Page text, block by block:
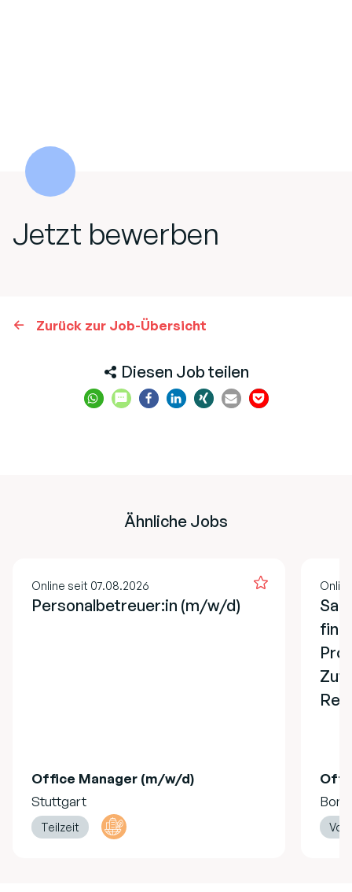
Jetzt bewerben
Zurück zur Job-Übersicht
Diesen Job teilen
Ähnliche Jobs
Online seit 07.08.2026
Personalbetreuer:in (m/w/d)
Office Manager (m/w/d)
Stuttgart
Teilzeit
Bonn